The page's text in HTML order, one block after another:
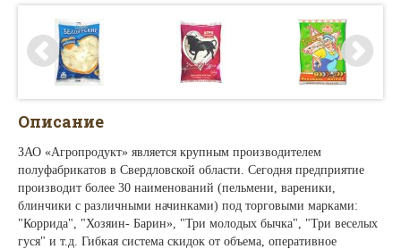
Описание
ЗАО «Агропродукт» является крупным производителем
полуфабрикатов в Свердловской области. Сегодня предприятие
производит более 30 наименований (пельмени, вареники,
блинчики с различными начинками) под торговыми марками:
"Коррида", "Хозяин- Барин», "Три молодых бычка", "Три веселых
гуся" и т.д. Гибкая система скидок от объема, оперативное